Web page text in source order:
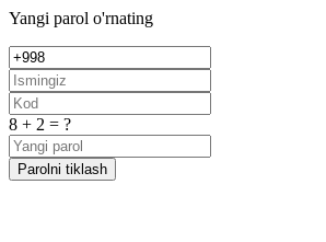
Yangi parol o'rnating
8 + 2 = ?
Parolni tiklash